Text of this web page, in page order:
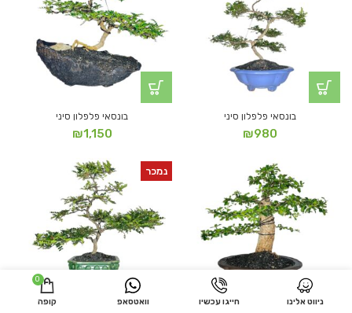
בונסאי פלפלון סיני
₪980
בונסאי פלפלון סיני
₪1,150
נמכר
ניווט אלינו חייגו עכשיו וואטסאפ
0
קופה